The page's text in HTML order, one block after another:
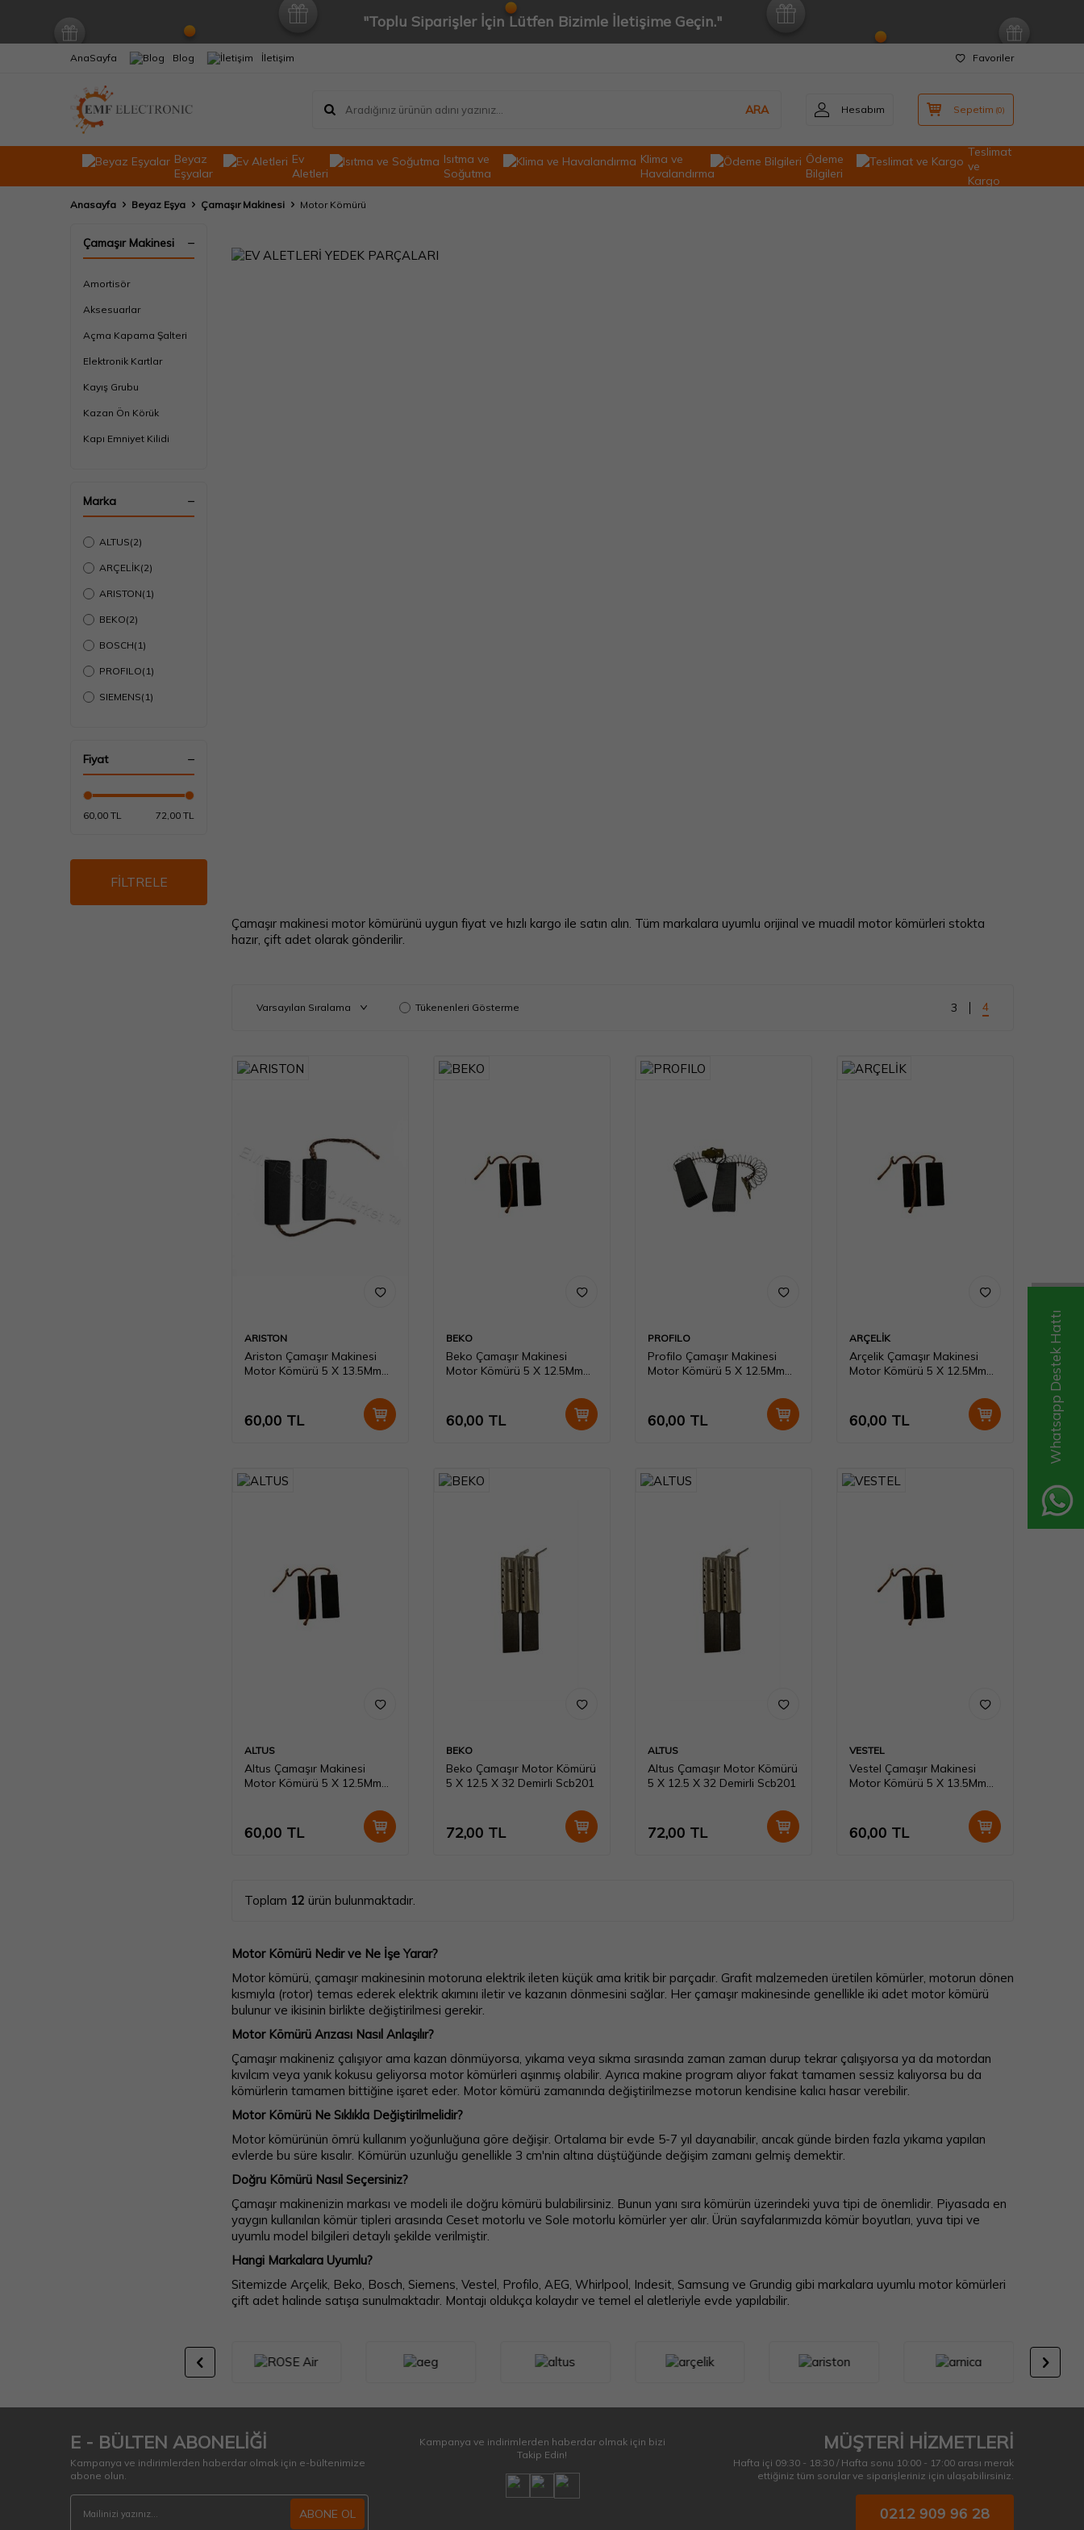
Whatsapp Destek Hattı
"Toplu Siparişler İçin Lütfen Bizimle İletişime Geçin."
AnaSayfa Blog İletişim Favoriler
ARA Hesabım Sepetim (0)
Beyaz
Eşyalar
Ev
Aletleri
Isıtma ve
Soğutma
Klima ve
Havalandırma
Ödeme
Bilgileri
Teslimat
ve
Kargo
Anasayfa Beyaz Eşya Çamaşır Makinesi Motor Kömürü
Çamaşır Makinesi
Amortisör
Aksesuarlar
Açma Kapama Şalteri
Elektronik Kartlar
Kayış Grubu
Kazan Ön Körük
Kapı Emniyet Kilidi
Motor Kömürü
Ön Pano Grubu
Rezistans ve Isıtıcı
Rulman Ve Keçe Grubu
Pompa Motoru
Program Düğmesi
Sıcaklık Sensörü
Su Giriş Ventili
Tahliye & Şebeke
Ön Duvar Ve Gövde
Marka
ALTUS(2)
ARÇELİK(2)
ARISTON(1)
BEKO(2)
BOSCH(1)
PROFILO(1)
SIEMENS(1)
Fiyat
60,00 TL 72,00 TL
FİLTRELE
Çamaşır makinesi motor kömürünü uygun fiyat ve hızlı kargo ile satın alın. Tüm markalara uyumlu orijinal ve muadil motor kömürleri stokta
hazır, çift adet olarak gönderilir.
Tükenenleri Gösterme 3 4
ARISTON
Ariston Çamaşır Makinesi
Motor Kömürü 5 X 13.5Mm
60,00 TL
BEKO
Beko Çamaşır Makinesi
Motor Kömürü 5 X 12.5Mm
60,00 TL
PROFILO
Profilo Çamaşır Makinesi
Motor Kömürü 5 X 12.5Mm
60,00 TL
ARÇELİK
Arçelik Çamaşır Makinesi
Motor Kömürü 5 X 12.5Mm
60,00 TL
ALTUS
Altus Çamaşır Makinesi
Motor Kömürü 5 X 12.5Mm
60,00 TL
BEKO
Beko Çamaşır Motor Kömürü
5 X 12.5 X 32 Demirli Scb201
72,00 TL
ALTUS
Altus Çamaşır Motor Kömürü
5 X 12.5 X 32 Demirli Scb201
72,00 TL
VESTEL
Vestel Çamaşır Makinesi
Motor Kömürü 5 X 13.5Mm
60,00 TL
Toplam 12 ürün bulunmaktadır.
Motor Kömürü Nedir ve Ne İşe Yarar?
Motor kömürü, çamaşır makinesinin motoruna elektrik ileten küçük ama kritik bir parçadır. Grafit malzemeden üretilen kömürler, motorun dönen
kısmıyla (rotor) temas ederek elektrik akımını iletir ve kazanın dönmesini sağlar. Her çamaşır makinesinde genellikle iki adet motor kömürü
bulunur ve ikisinin birlikte değiştirilmesi gerekir.
Motor Kömürü Arızası Nasıl Anlaşılır?
Çamaşır makineniz çalışıyor ama kazan dönmüyorsa, yıkama veya sıkma sırasında zaman zaman durup tekrar çalışıyorsa ya da motordan
kıvılcım veya yanık kokusu geliyorsa motor kömürleri aşınmış olabilir. Ayrıca makine program alıyor fakat tamamen sessiz kalıyorsa bu da
kömürlerin tamamen bittiğine işaret eder. Motor kömürü zamanında değiştirilmezse motorun kendisine kalıcı hasar verebilir.
Motor Kömürü Ne Sıklıkla Değiştirilmelidir?
Motor kömürünün ömrü kullanım yoğunluğuna göre değişir. Ortalama bir evde 5-7 yıl dayanabilir, ancak günde birden fazla yıkama yapılan
evlerde bu süre kısalır. Kömürün uzunluğu genellikle 3 cm'nin altına düştüğünde değişim zamanı gelmiş demektir.
Doğru Kömürü Nasıl Seçersiniz?
Çamaşır makinenizin markası ve modeli ile doğru kömürü bulabilirsiniz. Bunun yanı sıra kömürün üzerindeki yuva tipi de önemlidir. Piyasada en
yaygın kullanılan kömür tipleri arasında Ceset motorlu ve Sole motorlu kömürler yer alır. Ürün sayfalarımızda kömür boyutları, yuva tipi ve
uyumlu model bilgileri detaylı şekilde verilmiştir.
Hangi Markalara Uyumlu?
Sitemizde Arçelik, Beko, Bosch, Siemens, Vestel, Profilo, AEG, Whirlpool, Indesit, Samsung ve Grundig gibi markalara uyumlu motor kömürleri
çift adet halinde satışa sunulmaktadır. Montajı oldukça kolaydır ve temel el aletleriyle evde yapılabilir.
E - BÜLTEN ABONELİĞİ
Kampanya ve indirimlerden haberdar olmak için e-bültenimize
abone olun.
ABONE OL
Kampanya ve indirimlerden haberdar olmak için bizi
Takip Edin!
MÜŞTERİ HİZMETLERİ
Hafta içi 09:30 - 18:30 / Hafta sonu 10:00 - 17:00 arası merak
ettiğiniz tüm sorular ve siparişleriniz için ulaşabilirsiniz.
0212 909 96 28